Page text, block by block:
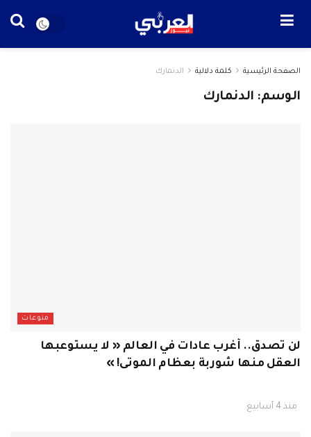
الصفحة الرئيسية كلمة دلالية الدنمارك
الوسم: الدنمارك
منوعات
لن تصدق.. أغرب عادات في العالم « لا يستوعبها
العقل منها شوربة بعظام الموتى! »
منذ 4 أسابيع